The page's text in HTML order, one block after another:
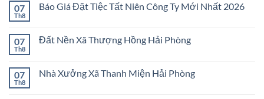
07
Th8
Báo Giá Đặt Tiệc Tất Niên Công Ty Mới Nhất 2026
07
Th8
Đất Nền Xã Thượng Hồng Hải Phòng
07
Th8
Nhà Xưởng Xã Thanh Miện Hải Phòng